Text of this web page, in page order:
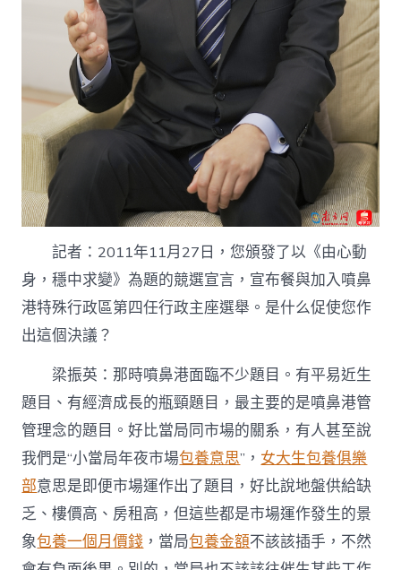
記者：2011年11月27日，您頒發了以《由心動
身，穩中求變》為題的競選宣言，宣布餐與加入噴鼻
港特殊行政區第四任行政主座選舉。是什么促使您作
出這個決議？
梁振英：那時噴鼻港面臨不少題目。有平易近生
題目、有經濟成長的瓶頸題目，最主要的是噴鼻港管
管理念的題目。好比當局同市場的關系，有人甚至說
我們是“小當局年夜市場包養意思”， 女大生包養俱樂
部意思是即便市場運作出了題目，好比說地盤供給缺
乏、樓價高、房租高，但這些都是市場運作發生的景
象包養一個月價錢 ，當局包養金額不該該插手，不然